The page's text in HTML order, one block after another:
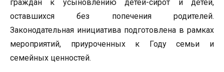
граждан к усыновлению детей-сирот и детей,
оставшихся без попечения родителей.
Законодательная инициатива подготовлена в рамках
мероприятий, приуроченных к Году семьи и
семейных ценностей.